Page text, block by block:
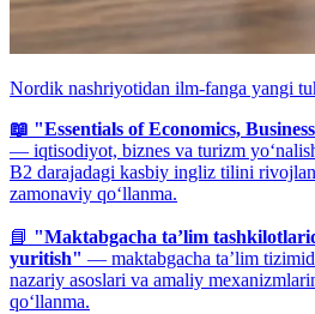
Nordik nashriyotidan ilm-fanga yangi
📖 "Essentials of Economics,
— iqtisodiyot, biznes va turizm
B2 darajadagi kasbiy ingliz tilini
zamonaviy qo‘llanma.
📘 "Maktabgacha ta’lim
yuritish" — maktabgacha ta’lim
nazariy asoslari va amaliy
qo‘llanma.